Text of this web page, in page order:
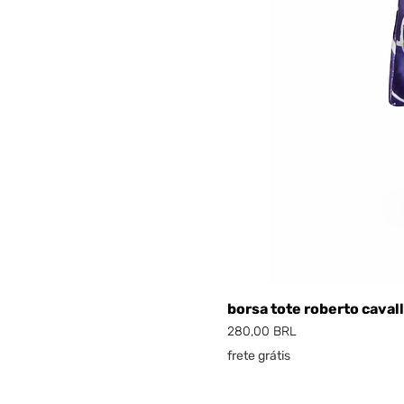
borsa tote roberto
Prezzo
280,00 BRL
frete grátis